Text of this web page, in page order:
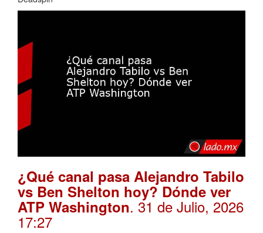
¿Qué canal pasa Alejandro Tabilo
vs Ben Shelton hoy? Dónde ver
ATP Washington. 31 de Julio, 2026
17:27